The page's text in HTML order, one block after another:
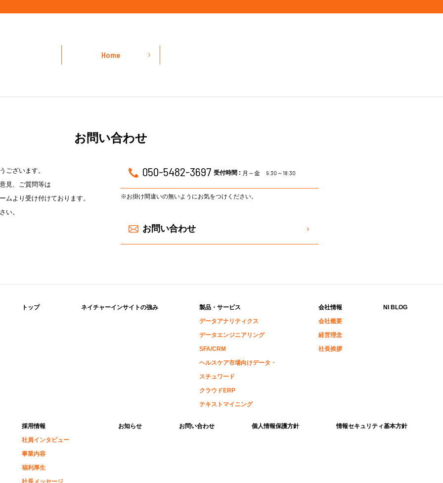
Home
お問い合わせ
ございます。
見、ご質問等は
ムより受け付けております。
い。
050-5482-3697 受付時間 : 月～金 9:30～18:30
※お掛け間違いの無いようにお気をつけください。
お問い合わせ
トップ ネイチャーインサイトの強み
製品・サービス
データアナリティクス
データエンジニアリング
SFA/CRM
ヘルスケア市場向けデータ・
スチュワード
クラウドERP
テキストマイニング
会社情報
会社概要
経営理念
社長挨拶
NI BLOG
採用情報
社員インタビュー
事業内容
福利厚生
社長メッセージ
お知らせ お問い合わせ 個人情報保護方針 情報セキュリティ基本方針